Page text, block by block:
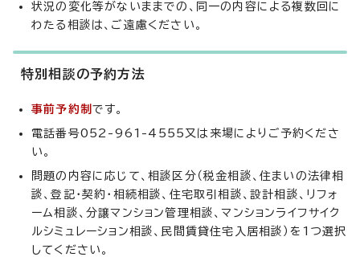
状況の変化等がないままでの、同一の内容による複数回に
わたる相談は、ご遠慮ください。
特別相談の予約方法
事前予約制 です。
電話番号052-961-4555又は来場によりご予約くださ
い。
問題の内容に応じて、相談区分（税金相談、住まいの法律相
談、登記・契約・相続相談、住宅取引相談、設計相談、リフォ
ーム相談、分譲マンション管理相談、マンションライフサイク
ルシミュレーション相談、民間賃貸住宅入居相談）を1つ選択
してください。